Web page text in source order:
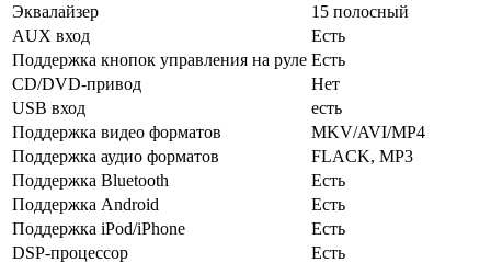
Эквалайзер
15 полосный
AUX вход
Есть
Поддержка кнопок управления на руле Есть
CD/DVD-привод
Нет
USB вход
есть
Поддержка видео форматов
MKV/AVI/MP4
Поддержка аудио форматов
FLACK, MP3
Поддержка Bluetooth
Есть
Поддержка Android
Есть
Поддержка iPod/iPhone
Есть
DSP-процессор
Есть